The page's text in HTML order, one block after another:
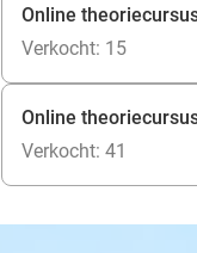
Online
Verkocht: 15
Online
Verkocht: 41